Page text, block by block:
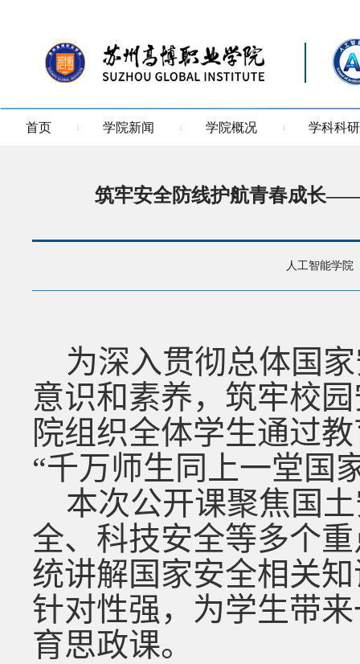
首页 学院新闻 学院概况 学科科研
筑牢安全防线护航青春成长
人工智能学院
为深入贯彻总体国
意识和素养，筑牢校
院组织全体学生通过
“千万师生同上一堂国
本次公开课聚焦国
全、科技安全等多个
统讲解国家安全相关
针对性强，为学生带
育思政课。